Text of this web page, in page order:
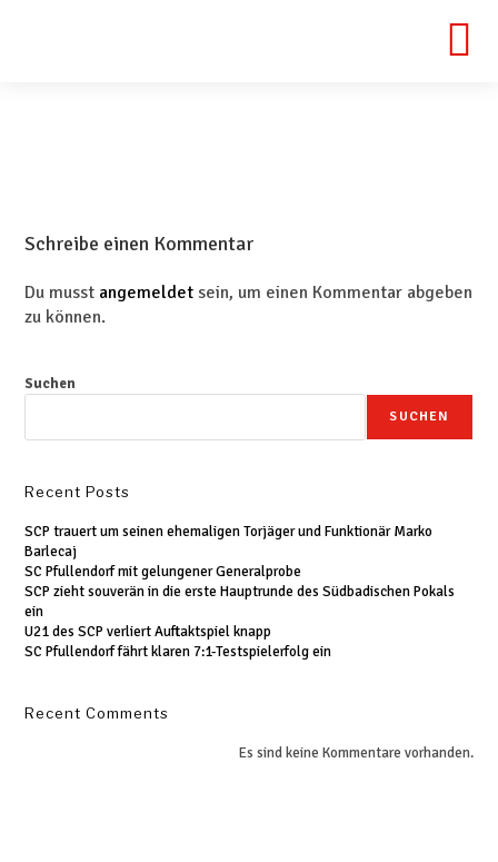
Schreibe einen Kommentar
Du musst angemeldet sein, um einen Kommentar abgeben
zu können.
Suchen
SUCHEN
Recent Posts
SCP trauert um seinen ehemaligen Torjäger und Funktionär Marko
Barlecaj
SC Pfullendorf mit gelungener Generalprobe
SCP zieht souverän in die erste Hauptrunde des Südbadischen Pokals
ein
U21 des SCP verliert Auftaktspiel knapp
SC Pfullendorf fährt klaren 7:1-Testspielerfolg ein
Recent Comments
Es sind keine Kommentare vorhanden.